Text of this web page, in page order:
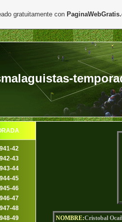
42
43
44
45
46
47
48
49
NOMBRE:
gratuitamente con